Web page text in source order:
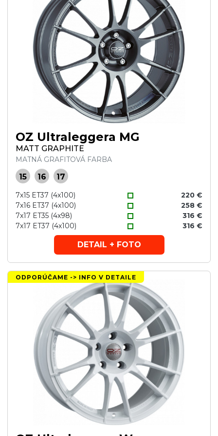
OZ Ultraleggera MG
MATT GRAPHITE
MATNÁ GRAFITOVÁ FARBA
15 16 17
7x15 ET37 (4x100)
220 €
7x16 ET37 (4x100)
258 €
7x17 ET35 (4x98)
316 €
7x17 ET37 (4x100)
316 €
DETAIL + FOTO
ODPORÚČAME -> INFO V DETAILE